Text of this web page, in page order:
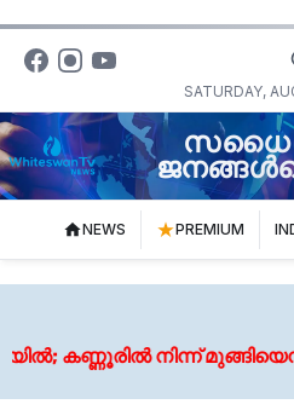
SATURDAY,
NEWS PREMIUM
നിന്ന് മുങ്ങിയെന്ന്